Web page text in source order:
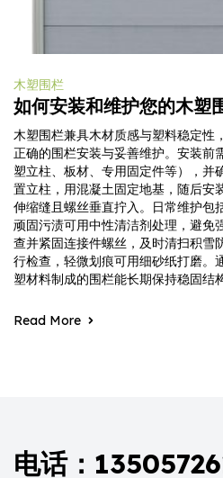
木塑围栏
如何安装和维护您的木塑
木塑围栏兼具木材质感与塑料稳定性
正确的围栏安装与妥善维护。安装前
塑立柱、板材、专用固定件等），并
置立柱，用混凝土固定地基，随后安
伸缩缝且螺丝垂直拧入。日常维护包
顽固污渍可用中性清洁剂处理，避免
查并紧固连接件螺丝，及时清扫积雪
行检查，轻微划痕可用细砂纸打磨。
塑材料制成的围栏能长期保持稳固结
Read More
电话：